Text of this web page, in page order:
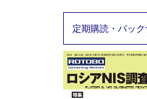
定期購読・バッ